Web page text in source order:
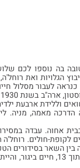
בה נוספו לכם
הגלויות ואת
לעבור מסלול
הדרכה מאמה,
בבית אחוה. עבדה
לקופת-חולים.
השאר בסידורים
רוחל'ה זכתה ששלושה מארבעת